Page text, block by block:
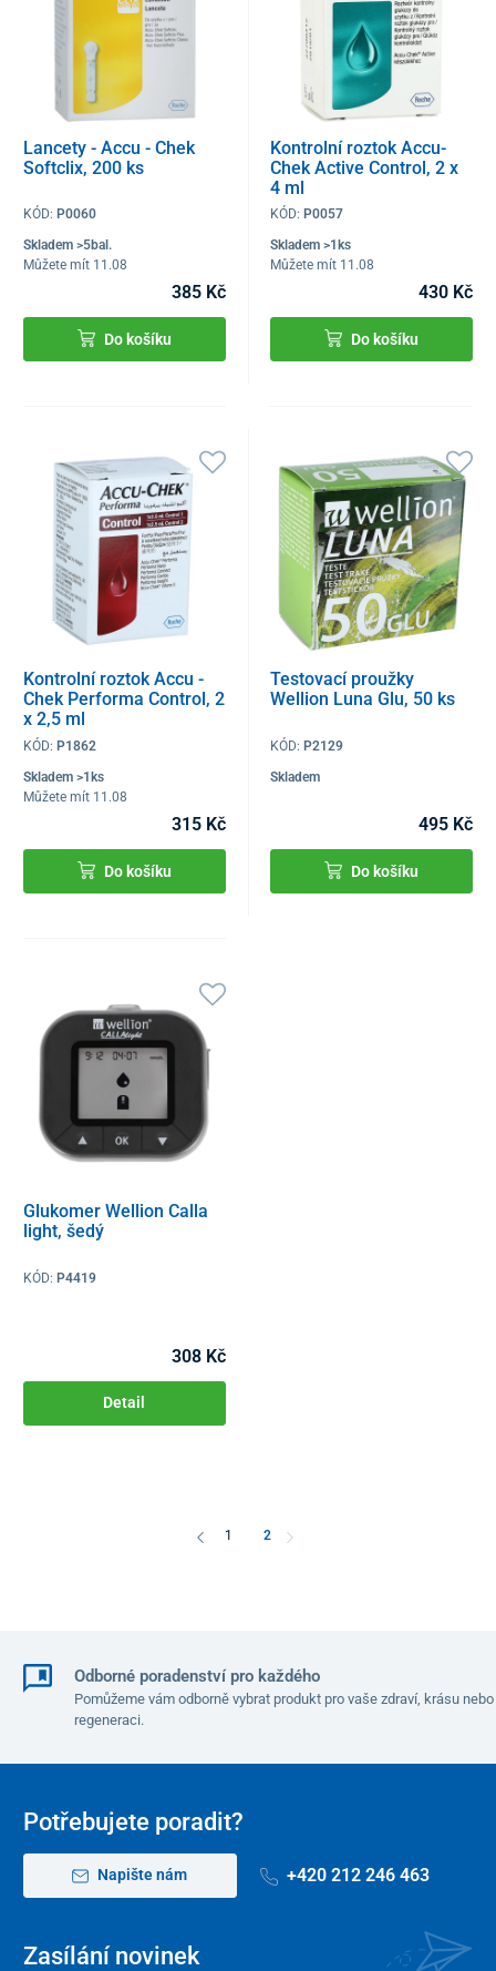
Lancety - Accu - Chek
Softclix, 200 ks
KÓD: P0060
Skladem >5bal.
Můžete mít 11.08
385 Kč
Do košíku
Kontrolní roztok Accu-
Chek Active Control, 2 x
4 ml
KÓD: P0057
Skladem >1ks
Můžete mít 11.08
430 Kč
Do košíku
Kontrolní roztok Accu -
Chek Performa Control, 2
x 2,5 ml
KÓD: P1862
Skladem >1ks
Můžete mít 11.08
315 Kč
Do košíku
Testovací proužky
Wellion Luna Glu, 50 ks
KÓD: P2129
Skladem
495 Kč
Do košíku
Glukomer Wellion Calla
light, šedý
KÓD: P4419
308 Kč
Detail
1 2
Odborné poradenství pro každého
Pomůžeme vám odborně vybrat produkt pro vaše zdraví, krásu nebo
regeneraci.
Potřebujete poradit?
Napište nám +420 212 246 463
Zasílání novinek